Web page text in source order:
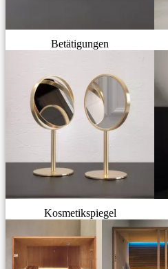
Betätigungen
Kosmetikspiegel